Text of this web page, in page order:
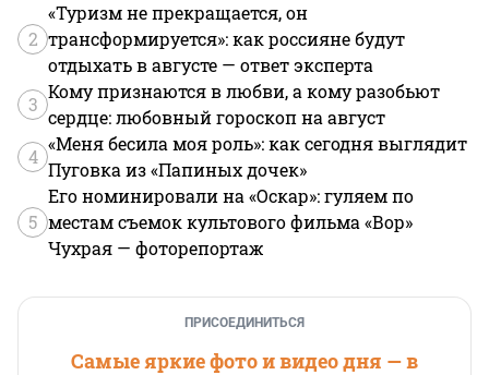
2
«Туризм не прекращается, он
трансформируется»: как россияне будут
отдыхать в августе — ответ эксперта
3
Кому признаются в любви, а кому разобьют
сердце: любовный гороскоп на август
4
«Меня бесила моя роль»: как сегодня выглядит
Пуговка из «Папиных дочек»
5
Его номинировали на «Оскар»: гуляем по
местам съемок культового фильма «Вор»
Чухрая — фоторепортаж
ПРИСОЕДИНИТЬСЯ
Самые яркие фото и видео дня — в